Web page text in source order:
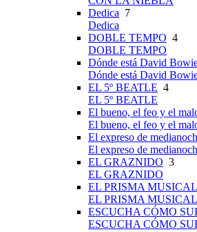
Dedica 7
Dedica
DOBLE TEMPO 4
DOBLE TEMPO
Dónde está David
Dónde está David
EL 5º BEATLE 4
EL 5º BEATLE
El bueno, el feo y el
El bueno, el feo y el
El expreso de
El expreso de
EL GRAZNIDO 3
EL GRAZNIDO
EL PRISMA MUSICAL
EL PRISMA MUSICAL
ESCUCHA CÓMO
ESCUCHA CÓMO